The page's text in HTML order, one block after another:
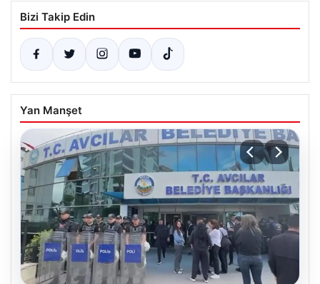
Bizi Takip Edin
Yan Manşet